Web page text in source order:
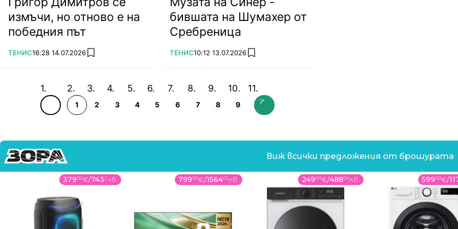
измъчи, но отново е на
победния път
ПОВЕЧЕ ОТ
ТЕНИС16:28 14.07.2026 add favorites
бившата на Шумахер от
Сребреница
ПОВЕЧЕ ОТ
ТЕНИС10:12 13.07.2026 add favorites
1 2 3 4 5 6 7 8 9
Виж всички предложения от брошурата
37999€/7432лв. 79999€/156465лв. 24999€/48894лв. 59999€/